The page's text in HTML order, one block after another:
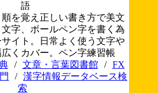
語
を覚え正しい書き方で美文
字、ボールペン字を書く為
イト。日常よく使う文字や
くカバー。ペン字練習帳
/ 文章・言葉図書館 /
FX
/ 漢字情報データベース検
索